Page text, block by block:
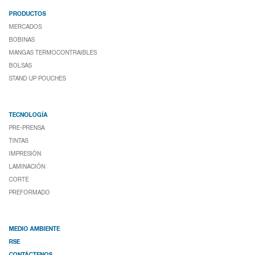
PRODUCTOS
MERCADOS
BOBINAS
MANGAS TERMOCONTRAIBLES
BOLSAS
STAND UP POUCHES
TECNOLOGÍA
PRE-PRENSA
TINTAS
IMPRESIÓN
LAMINACIÓN
CORTE
PREFORMADO
MEDIO AMBIENTE
RSE